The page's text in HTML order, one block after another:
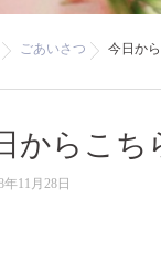
ごあいさつ 今日か
からこち
年11月28日